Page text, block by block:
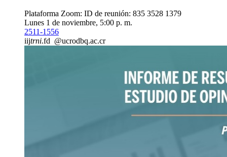
Plataforma Zoom: ID de reunión: 835 3528 1379
Lunes 1 de noviembre, 5:00 p. m.
2511-1556
iijtrni.fd @ucrodbq.ac.cr